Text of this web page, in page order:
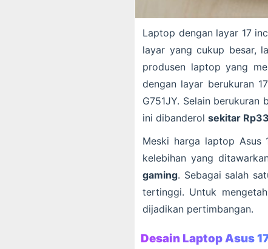
Laptop dengan layar 17
layar yang cukup besar,
produsen laptop yang
dengan layar berukuran
G751JY. Selain
ini dibanderol sekitar
Meski harga laptop Asus
kelebihan yang
gaming. Sebagai salah
tertinggi. Untuk
dijadikan pertimbangan.
Desain Laptop Asus